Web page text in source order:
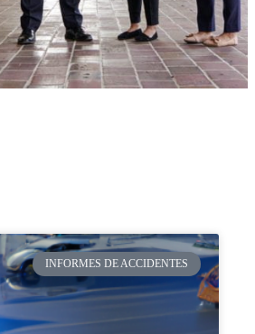
INFORMES DE ACCIDENTES